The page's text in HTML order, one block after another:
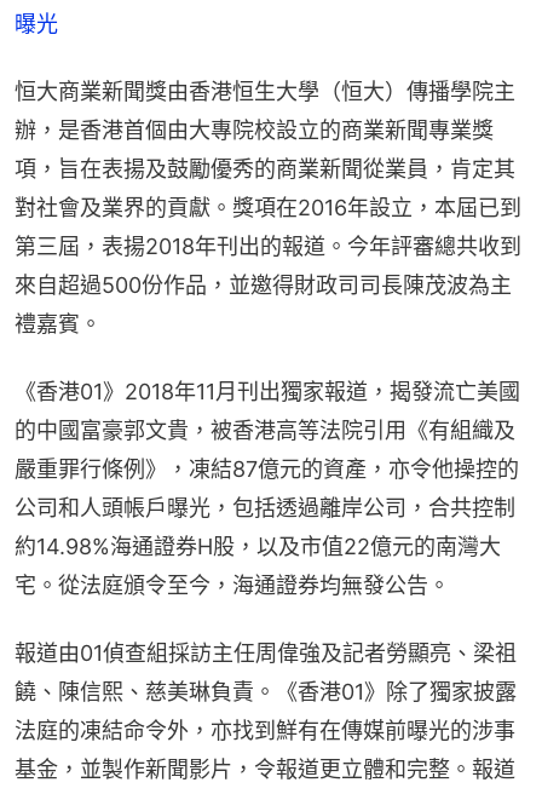
曝光
恒大商業新聞獎由香港恒生大學（恒大）傳播學院主
辦，是香港首個由大專院校設立的商業新聞專業獎
項，旨在表揚及鼓勵優秀的商業新聞從業員，肯定其
對社會及業界的貢獻。獎項在2016年設立，本屆已到
第三屆，表揚2018年刊出的報道。今年評審總共收到
來自超過500份作品，並邀得財政司司長陳茂波為主
禮嘉賓。
《香港01》2018年11月刊出獨家報道，揭發流亡美國
的中國富豪郭文貴，被香港高等法院引用《有組織及
嚴重罪行條例》，凍結87億元的資產，亦令他操控的
公司和人頭帳戶曝光，包括透過離岸公司，合共控制
約14.98%海通證券H股，以及市值22億元的南灣大
宅。從法庭頒令至今，海通證券均無發公告。
報道由01偵查組採訪主任周偉強及記者勞顯亮、梁祖
饒、陳信熙、慈美琳負責。《香港01》除了獨家披露
法庭的凍結命令外，亦找到鮮有在傳媒前曝光的涉事
基金，並製作新聞影片，令報道更立體和完整。報道